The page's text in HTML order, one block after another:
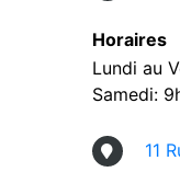
Horaires
Lundi au
Samedi:
11